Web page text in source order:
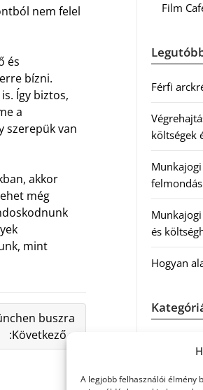
A legjobb felhasználói élmény
nem felel
és
bízni.
is. Így biztos,
a
szerepük van
akkor
még
mint
buszra
:Következő »
Film
Férfi
költségek
és
Hogyan
Hírek